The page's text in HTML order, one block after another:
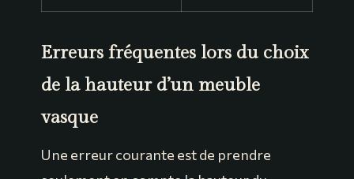
Erreurs fréquentes lors du choix
de la hauteur d’un meuble
vasque
Une erreur courante est de prendre